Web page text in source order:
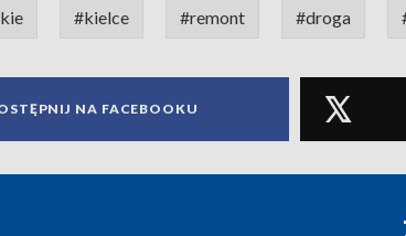
#kielce #remont #droga
NA FACEBOOKU